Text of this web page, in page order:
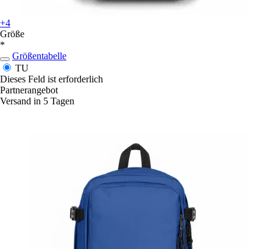
+4
Größe
*
Größentabelle
TU
Dieses Feld ist erforderlich
Partnerangebot
Versand in 5 Tagen